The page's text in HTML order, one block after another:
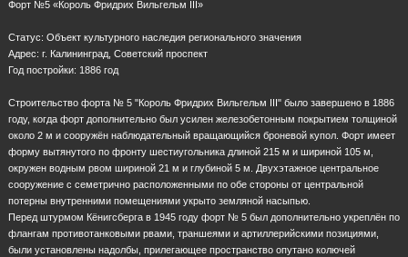
Форт №5 «Король Фридрих Вильгельм III»
Статус: Объект культурного наследия регионального значения
Адрес: г. Калининград, Советский проспект
Год постройки: 1886 год
Строительство форта № 5 "Король Фридрих Вильгельм III" было завершено в 1886
году, когда форт дополнительно был усилен железобетонным покрытием толщиной
около 2 м и сооружён наблюдательный вращающийся броневой купол. Форт имеет
форму вытянутого по фронту шестиугольника длиной 215 м и шириной 105 м,
окружен водным рвом шириной 21 м и глубиной 5 м. Двухэтажное центральное
сооружение с семетрично расположенными по обе стороны от центральной
потерны внутренними помещениями укрыто земляной насыпью.
Перед штурмом Кёнигсберга в 1945 году форт № 5 был дополнительно укреплён по
флангам противотанковыми рвами, траншеями и артиллерийскими позициями,
были установлены надолбы, прилегающее пространство опутано колючей